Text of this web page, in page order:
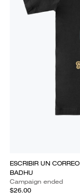
ESCRIBIR UN CORREO
BADHU
Campaign ended
$26.00